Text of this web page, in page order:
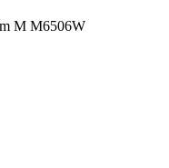
M M6506W